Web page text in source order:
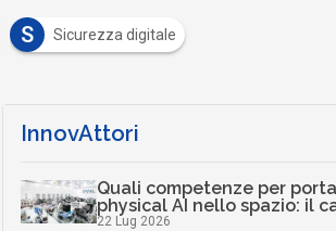
S
Sicurezza digitale
InnovAttori
Quali competenze per
physical AI nello spazio: il
22 Lug 2026